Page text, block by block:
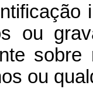
ou
ou